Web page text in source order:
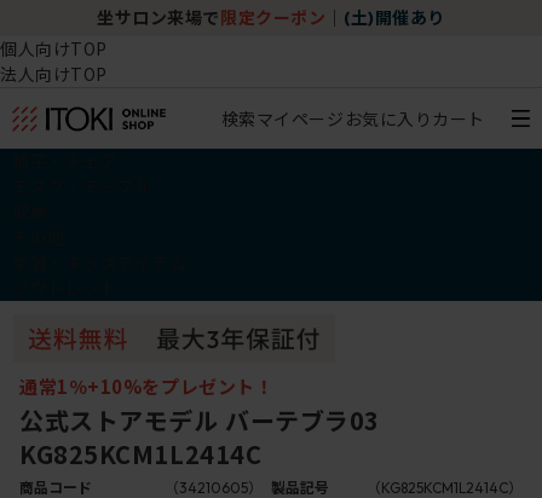
坐サロン来場で 限定クーポン (土)開催あり
個人向けTOP
法人向けTOP
検索マイページ お気に入り カート
通常1％+10%をプレゼント！
公式ストアモデル バーテブラ03
KG825KCM1L2414C
商品コード （34210605） 製品記号 （KG825KCM1L2414C）